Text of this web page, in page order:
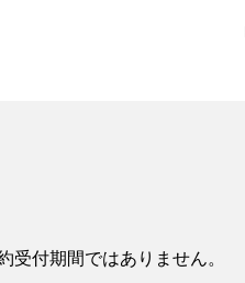
受付期間ではありません。